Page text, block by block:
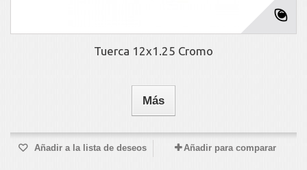
Tuerca 12x1.25 Cromo
Más
Añadir a la lista de deseos Añadir para comparar